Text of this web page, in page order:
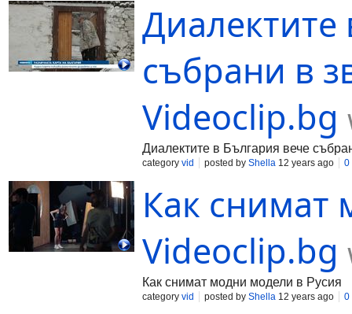
Диалектите
събрани в
Videoclip.bg
Диалектите в България вече
category vid posted by Shella 12 years ago 0
Как снимат
Videoclip.bg
Как снимат модни модели в Русия
category vid posted by Shella 12 years ago 0